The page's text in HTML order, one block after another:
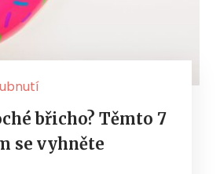
břicho? Těmto 7
se vyhněte